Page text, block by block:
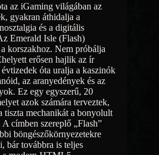
az iGaming világában az
gyakran áthidalja a
és a digitális
Emerald Isle (Flash)
korszakhoz. Nem próbálja
erősen hajlik az ír
óta uralja a kaszinók
az aranyedények és az
Ez egy egyszerű, 20
azok számára terveztek,
tiszta mechanikát a bonyolult
címben szereplő „Flash”
böngészőkörnyezetekre
bár továbbra is teljes